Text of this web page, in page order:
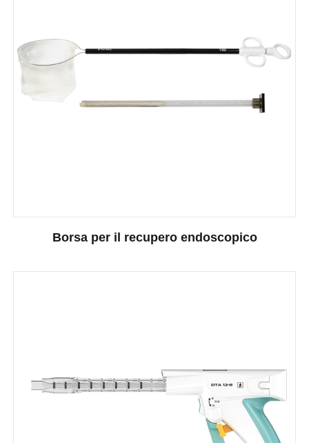
Borsa per il recupero endoscopico